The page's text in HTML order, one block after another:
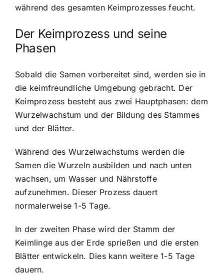
während des gesamten Keimprozesses feucht.
Der Keimprozess und seine
Phasen
Sobald die Samen vorbereitet sind, werden sie in
die keimfreundliche Umgebung gebracht. Der
Keimprozess besteht aus zwei Hauptphasen: dem
Wurzelwachstum und der Bildung des Stammes
und der Blätter.
Während des Wurzelwachstums werden die
Samen die Wurzeln ausbilden und nach unten
wachsen, um Wasser und Nährstoffe
aufzunehmen. Dieser Prozess dauert
normalerweise 1-5 Tage.
In der zweiten Phase wird der Stamm der
Keimlinge aus der Erde sprießen und die ersten
Blätter entwickeln. Dies kann weitere 1-5 Tage
dauern.